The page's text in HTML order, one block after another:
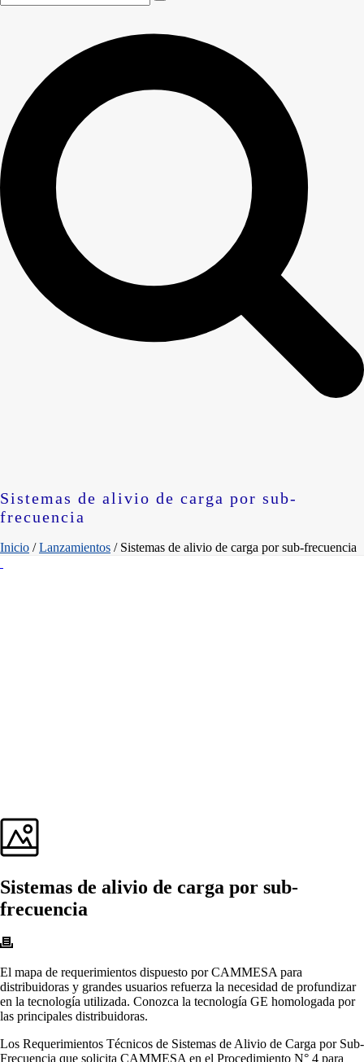
Sistemas de alivio de carga por sub-
frecuencia
Inicio /Lanzamientos / Sistemas de alivio de carga por sub-frecuencia
Sistemas de alivio de carga por sub-
frecuencia
El mapa de requerimientos dispuesto por CAMMESA para
distribuidoras y grandes usuarios refuerza la necesidad de profundizar
en la tecnología utilizada. Conozca la tecnología GE homologada por
las principales distribuidoras.
Los Requerimientos Técnicos de Sistemas de Alivio de Carga por Sub-
Frecuencia que solicita CAMMESA en el Procedimiento N° 4 para